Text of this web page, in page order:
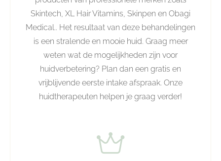
Skintech, XL Hair Vitamins, Skinpen en Obagi
Medical.. Het resultaat van deze behandelingen
is een stralende en mooie huid. Graag meer
weten wat de mogelijkheden zijn voor
huidverbetering? Plan dan een gratis en
vrijblijvende eerste intake afspraak. Onze
huidtherapeuten helpen je graag verder!